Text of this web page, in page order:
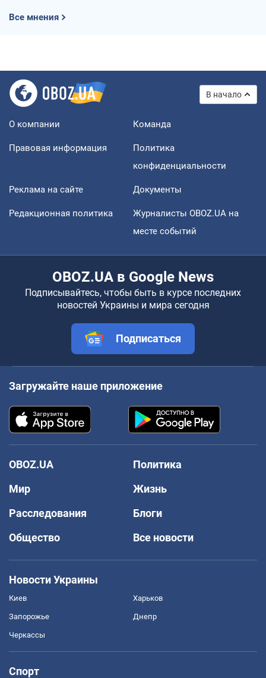
Все мнения
В начало
О компании Команда
Правовая информация
Политика
конфиденциальности
Реклама на сайте Документы
Редакционная политика
Журналисты OBOZ.UA на
месте событий
OBOZ.UA в Google News
Подписывайтесь, чтобы быть в курсе последних
новостей Украины и мира сегодня
Подписаться
Загружайте наше приложение
OBOZ.UA
Политика
Мир
Жизнь
Расследования
Блоги
Общество
Все новости
Новости Украины
Киев Харьков
Запорожье Днепр
Черкассы
Спорт